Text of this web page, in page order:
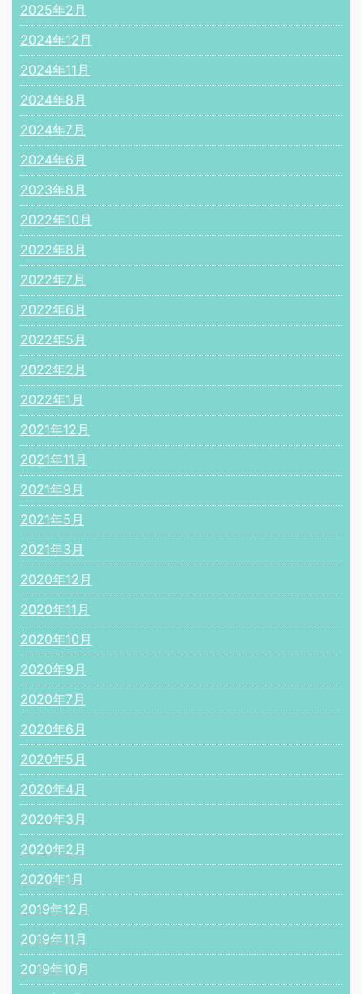
2025年2月
2024年12月
2024年11月
2024年8月
2024年7月
2024年6月
2023年8月
2022年10月
2022年8月
2022年7月
2022年6月
2022年5月
2022年2月
2022年1月
2021年12月
2021年11月
2021年9月
2021年5月
2021年3月
2020年12月
2020年11月
2020年10月
2020年9月
2020年7月
2020年6月
2020年5月
2020年4月
2020年3月
2020年2月
2020年1月
2019年12月
2019年11月
2019年10月